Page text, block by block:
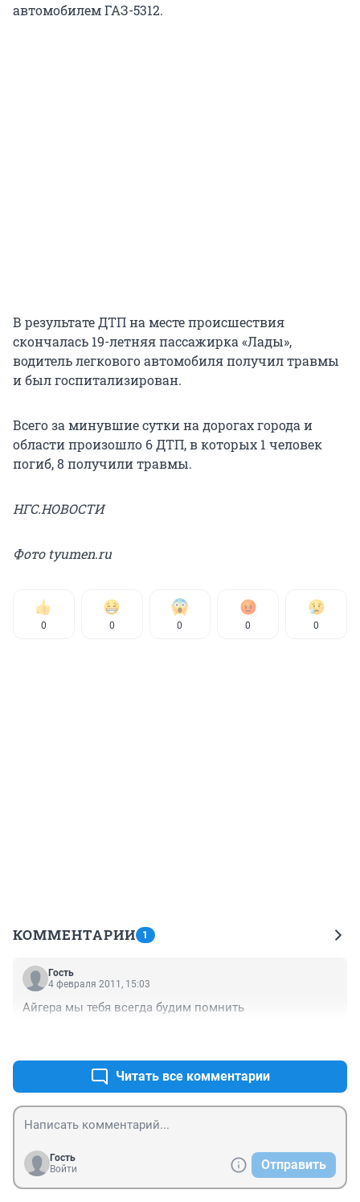
автомобилем ГАЗ-5312.
В результате ДТП на месте происшествия
скончалась 19-летняя пассажирка «Лады»,
водитель легкового автомобиля получил травмы
и был госпитализирован.
Всего за минувшие сутки на дорогах города и
области произошло 6 ДТП, в которых 1 человек
погиб, 8 получили травмы.
НГС.НОВОСТИ
Фото tyumen.ru
0 0 0 0 0
КОММЕНТАРИИ 1
Гость
4 февраля 2011, 15:03
Айгера мы тебя всегда будим помнить
Читать все комментарии
Гость
Войти
Отправить